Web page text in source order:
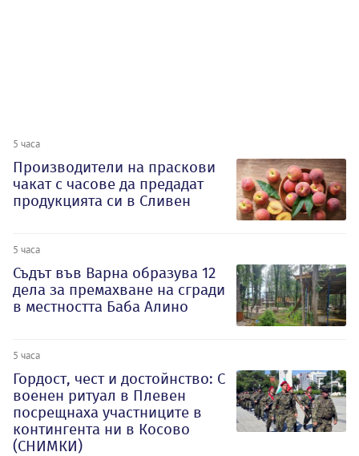
5 часа
Производители на праскови
чакат с часове да предадат
продукцията си в Сливен
5 часа
Съдът във Варна образува 12
дела за премахване на сгради
в местността Баба Алино
5 часа
Гордост, чест и достойнство: С
военен ритуал в Плевен
посрещнаха участниците в
контингента ни в Косово
(СНИМКИ)